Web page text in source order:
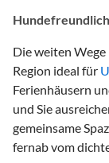
Die weiten
Region ideal für
Ferienhäusern
und Sie
gemeinsame
fernab vom